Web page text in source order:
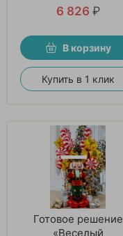
6 826 ₽
В корзину
Купить в 1 клик
Готовое решение
«Веселый